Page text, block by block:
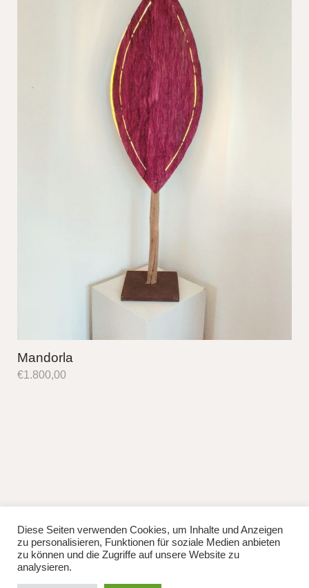
Mandorla
€1.800,00
fb instag
© 2026Lisa Manhuru. Powered byWordPress
Theme: Weta vonElmastudio.
Diese Seiten verwenden Cookies, um Inhalte und Anzeigen
zu personalisieren, Funktionen für soziale Medien anbieten
zu können und die Zugriffe auf unsere Website zu
analysieren.